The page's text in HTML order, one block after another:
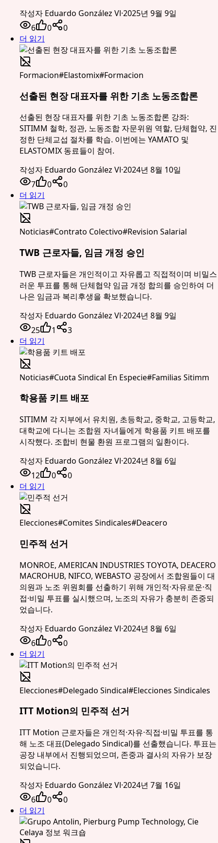
작성자 Eduardo González Vl·2025년 9월 9일
6
0
0
더 읽기
Formacion#Elastomix#Formacion
선출된 현장 대표자를 위한 기초 노동조합론
선출된 현장 대표자를 위한 기초 노동조합론 강좌:
SITIMM 철학, 정관, 노동조합 자문위원 역할, 단체협약, 진
정한 단체교섭 절차를 학습. 이번에는 YAMATO 및
ELASTOMIX 동료들이 참여.
작성자 Eduardo González Vl·2024년 8월 10일
7
0
0
더 읽기
Noticias#Contrato Colectivo#Revision Salarial
TWB 근로자들, 임금 개정 승인
TWB 근로자들은 개인적이고 자유롭고 직접적이며 비밀스
러운 투표를 통해 단체협약 임금 개정 합의를 승인하여 더
나은 임금과 복리후생을 확보했습니다.
작성자 Eduardo González Vl·2024년 8월 9일
25
1
3
더 읽기
Noticias#Cuota Sindical En Especie#Familias Sitimm
학용품 키트 배포
SITIMM 각 지부에서 유치원, 초등학교, 중학교, 고등학교,
대학교에 다니는 조합원 자녀들에게 학용품 키트 배포를
시작했다. 조합비 현물 환원 프로그램의 일환이다.
작성자 Eduardo González Vl·2024년 8월 6일
12
0
0
더 읽기
Elecciones#Comites Sindicales#Deacero
민주적 선거
MONROE, AMERICAN INDUSTRIES TOYOTA, DEACERO
MACROHUB, NIFCO, WEBASTO 공장에서 조합원들이 대
의원과 노조 위원회를 선출하기 위해 개인적·자유로운·직
접·비밀 투표를 실시했으며, 노조의 자유가 충분히 존중되
었습니다.
작성자 Eduardo González Vl·2024년 8월 6일
6
0
0
더 읽기
Elecciones#Delegado Sindical#Elecciones Sindicales
ITT Motion의 민주적 선거
ITT Motion 근로자들은 개인적·자유·직접·비밀 투표를 통
해 노조 대표(Delegado Sindical)를 선출했습니다. 투표는
공장 내부에서 진행되었으며, 존중과 결사의 자유가 보장
되었습니다.
작성자 Eduardo González Vl·2024년 7월 16일
6
0
0
더 읽기